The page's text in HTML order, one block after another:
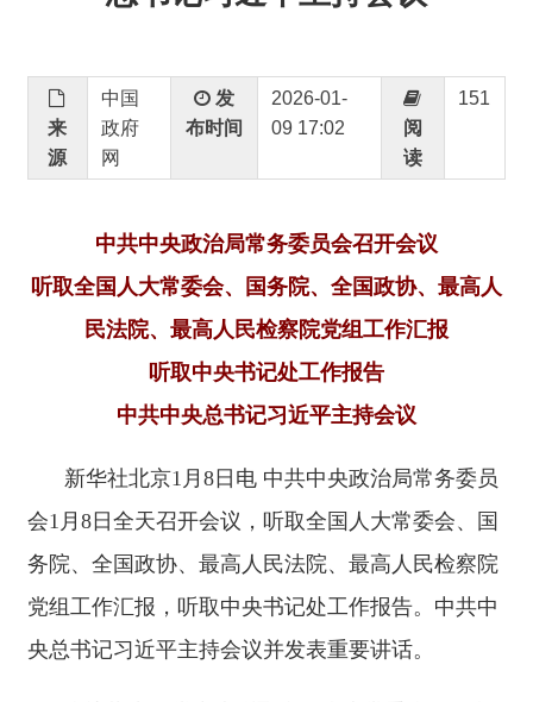
中共中央政治局常务委员会召开会议
听取全国人大常委会、国务院、全国政协、最高人
听取中央书记处工作报告
中共中央总书记习近平主持会议
新华社北京
1月8日电 中共中央政治局常务委员
会1月8日全天召开会议，听取全国人大常委会、国
务院、全国政协、最高人民法院、最高人民检察院
央总书记习近平主持会议并发表重要讲话。
会议指出，党中央听取全国人大常委会、国务
院、全国政协、最高人民法院、最高人民检察院党
组工作汇报和中央书记处工作报告，是坚持和完善
党的领导制度体系，把党中央集中统一领导落实到